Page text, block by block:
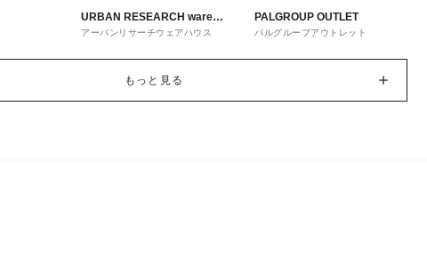
URBAN RESEARCH ware
house
アーバンリサーチウェアハウス
PALGROUP OUTLET
パルグループアウトレット
もっと見る